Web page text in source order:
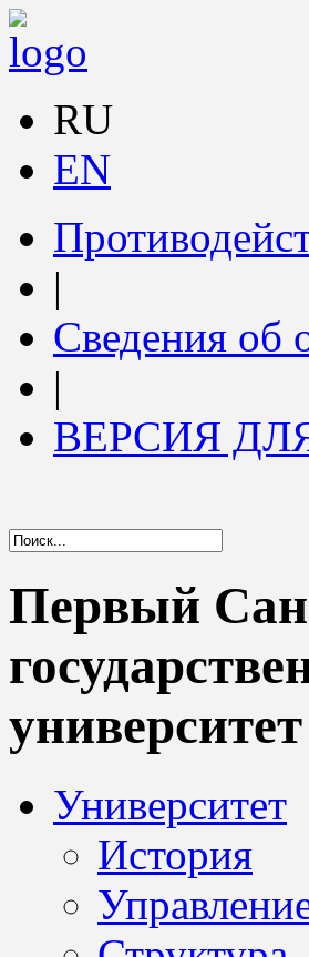
RU
EN
|
Сведения об
|
ВЕРСИЯ
Первый
Университет
История